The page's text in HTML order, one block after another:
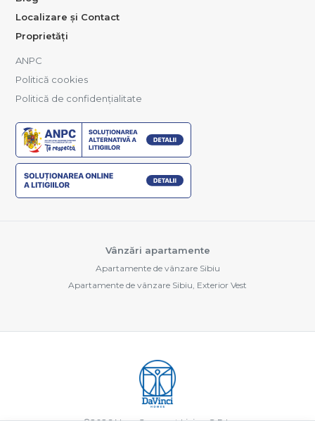
Localizare și Contact
Proprietăți
ANPC
Politică cookies
Politică de confidențialitate
Vânzări apartamente
Apartamente de vânzare Sibiu
Apartamente de vânzare Sibiu, Exterior Vest